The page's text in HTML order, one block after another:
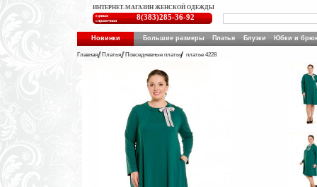
ИНТЕРНЕТ-МАГАЗИН ЖЕНСКОЙ ОДЕЖДЫ
единая
справочная
8(383)285-36-92
Новинки Большие размеры Платья Блузки Юбки и
Главная Платья Повседневные платья платье 4228